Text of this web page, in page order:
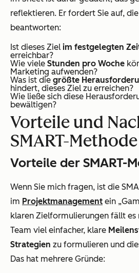
reflektieren. Er fordert Sie auf,
beantworten:
Ist dieses Ziel im festgelegten
erreichbar?
Wie viele Stunden pro Woche
Marketing aufwenden?
Was ist die größte
hindert, dieses Ziel zu erreichen?
Wie ließe sich diese
bewältigen?
Vorteile und
SMART-Methode
Vorteile der SMART-
Wenn Sie mich fragen, ist die
im Projektmanagement ein
klaren Zielformulierungen fällt es
Team viel einfacher, klare
Strategien zu formulieren und
Das hat mehrere Gründe: